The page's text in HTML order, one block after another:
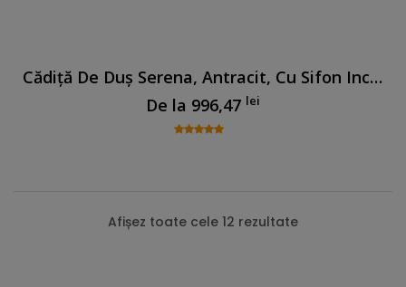
Cădiță De Duș Serena, Antracit, Cu Sifon Inclus
De la 996,47 lei
Afișez toate cele 12 rezultate